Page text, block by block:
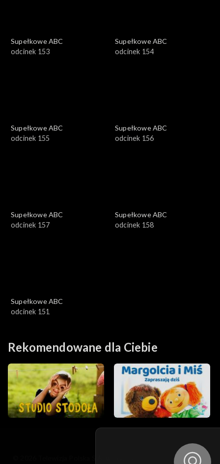
Supełkowe ABC
odcinek 153
Supełkowe ABC
odcinek 154
Supełkowe ABC
odcinek 155
Supełkowe ABC
odcinek 156
Supełkowe ABC
odcinek 157
Supełkowe ABC
odcinek 158
Supełkowe ABC
odcinek 151
Rekomendowane dla Ciebie